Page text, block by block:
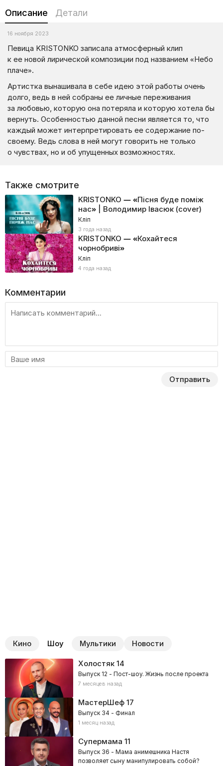
Описание Детали
16 ноября 2023
Певица KRISTONKO записала атмосферный клип
к ее новой лирической композиции под названием «Небо
плаче».
Артистка вынашивала в себе идею этой работы очень
долго, ведь в ней собраны ее личные переживания
за любовью, которую она потеряла и которую хотела бы
вернуть. Особенностью данной песни является то, что
каждый может интерпретировать ее содержание по-
своему. Ведь слова в ней могут говорить не только
о чувствах, но и об упущенных возможностях.
Также смотрите
KRISTONKO — «Пісня буде поміж
нас» | Володимир Івасюк (cover)
Кліп
3 года назад
KRISTONKO — «Кохайтеся
чорнобриві»
Кліп
4 года назад
Комментарии
Отправить
Кино Шоу Мультики Новости
Холостяк14
Выпуск 12 - Пост-шоу. Жизнь после проекта
7 месяцев назад
МастерШеф17
Выпуск 34 - Финал
1 месяц назад
Супермама 11
Выпуск 36 - Мама анимешника Настя
позволяет сыну манипулировать собой?